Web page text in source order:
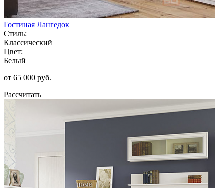
Гостиная Лангедок
Стиль:
Классический
Цвет:
Белый
от 65 000 руб.
Рассчитать